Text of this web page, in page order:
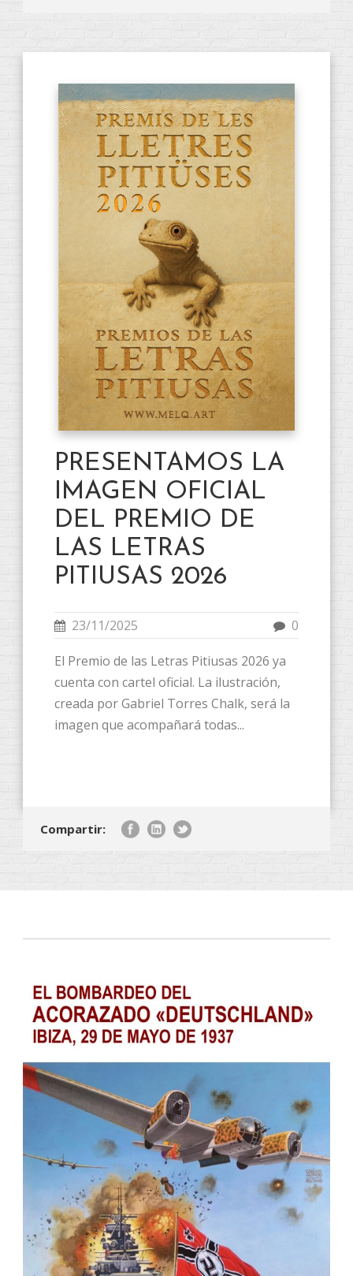
PRESENTAMOS LA
IMAGEN OFICIAL
DEL PREMIO DE
LAS LETRAS
PITIUSAS 2026
23/11/2025 0
El Premio de las Letras Pitiusas 2026 ya
cuenta con cartel oficial. La ilustración,
creada por Gabriel Torres Chalk, será la
imagen que acompañará todas...
Compartir: